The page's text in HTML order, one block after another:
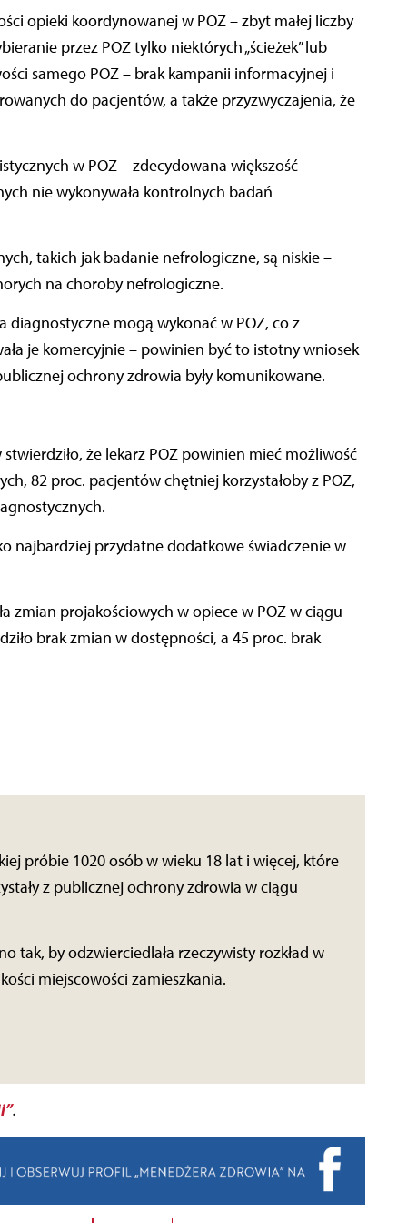
opieki koordynowanej w POZ – zbyt małej liczby
przez POZ tylko niektórych „ścieżek” lub
samego POZ – brak kampanii informacyjnej i
do pacjentów, a także przyzwyczajenia, że
w POZ – zdecydowana większość
nie wykonywała kontrolnych badań
takich jak badanie nefrologiczne, są niskie –
na choroby nefrologiczne.
diagnostyczne mogą wykonać w POZ, co z
je komercyjnie – powinien być to istotny wniosek
ochrony zdrowia były komunikowane.
że lekarz POZ powinien mieć możliwość
82 proc. pacjentów chętniej korzystałoby z POZ,
najbardziej przydatne dodatkowe świadczenie w
zmian projakościowych w opiece w POZ w ciągu
brak zmian w dostępności, a 45 proc. brak
próbie 1020 osób w wieku 18 lat i więcej, które
z publicznej ochrony zdrowia w ciągu
tak, by odzwierciedlała rzeczywisty rozkład w
miejscowości zamieszkania.
.